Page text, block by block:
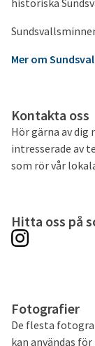
historiska
Mer om
Kontakta oss
Hör gärna av dig
intresserade av
som rör vår
Hitta oss på
Fotografier
De flesta
kan användas